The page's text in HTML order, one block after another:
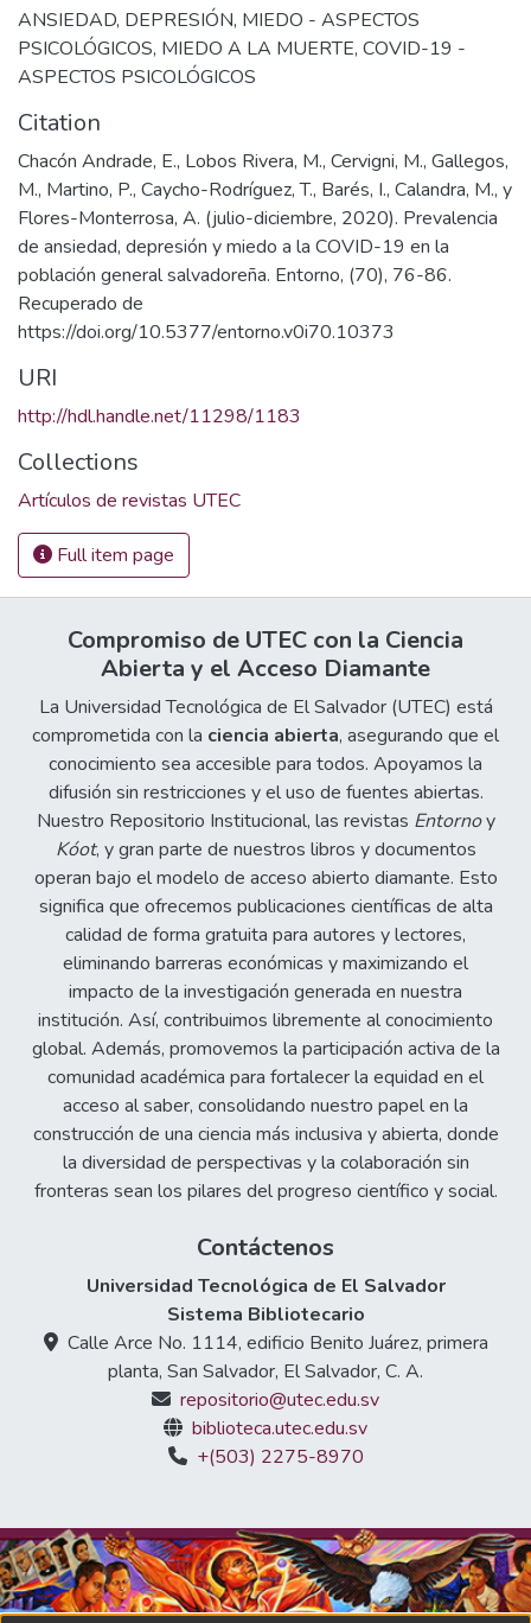
ANSIEDAD, DEPRESIÓN, MIEDO - ASPECTOS
PSICOLÓGICOS, MIEDO A LA MUERTE, COVID-19 -
ASPECTOS PSICOLÓGICOS
Citation
Chacón Andrade, E., Lobos Rivera, M., Cervigni, M., Gallegos,
M., Martino, P., Caycho-Rodríguez, T., Barés, I., Calandra, M., y
Flores-Monterrosa, A. (julio-diciembre, 2020). Prevalencia
de ansiedad, depresión y miedo a la COVID-19 en la
población general salvadoreña. Entorno, (70), 76-86.
Recuperado de
https://doi.org/10.5377/entorno.v0i70.10373
URI
http://hdl.handle.net/11298/1183
Collections
Artículos de revistas UTEC
Full item page
Compromiso de UTEC con la Ciencia
Abierta y el Acceso Diamante
La Universidad Tecnológica de El Salvador (UTEC) está
comprometida con la ciencia abierta, asegurando que el
conocimiento sea accesible para todos. Apoyamos la
difusión sin restricciones y el uso de fuentes abiertas.
Nuestro Repositorio Institucional, las revistas Entornoy
Kóot, y gran parte de nuestros libros y documentos
operan bajo el modelo de acceso abierto diamante. Esto
significa que ofrecemos publicaciones científicas de alta
calidad de forma gratuita para autores y lectores,
eliminando barreras económicas y maximizando el
impacto de la investigación generada en nuestra
institución. Así, contribuimos libremente al conocimiento
global. Además, promovemos la participación activa de la
comunidad académica para fortalecer la equidad en el
acceso al saber, consolidando nuestro papel en la
construcción de una ciencia más inclusiva y abierta, donde
la diversidad de perspectivas y la colaboración sin
fronteras sean los pilares del progreso científico y social.
Contáctenos
Universidad Tecnológica de El Salvador
Sistema Bibliotecario
Calle Arce No. 1114, edificio Benito Juárez, primera
planta, San Salvador, El Salvador, C. A.
repositorio@utec.edu.sv
biblioteca.utec.edu.sv
+(503) 2275-8970